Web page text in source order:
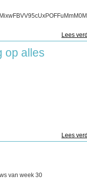
Lees
op alles
Lees
van week 30